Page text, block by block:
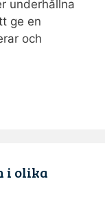
underhållna
ge en
och
i olika